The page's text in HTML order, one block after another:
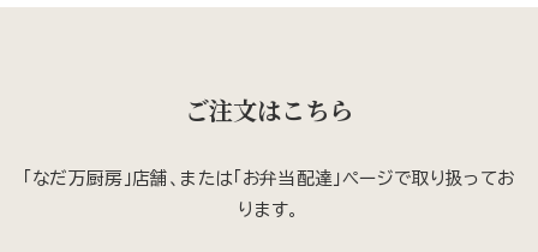
ご注文はこちら
「なだ万厨房」店舗、または「お弁当配達」ページで取り扱ってお
ります。